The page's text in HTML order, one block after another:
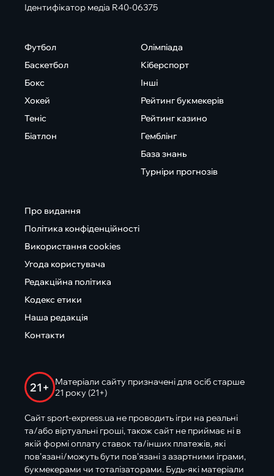
Ідентифікатор медіа R40-06375
Футбол
Баскетбол
Бокс
Хокей
Теніс
Біатлон
Олімпіада
Кіберспорт
Інші
Рейтинг букмекерів
Рейтинг казино
Гемблінг
База знань
Турніри прогнозів
Про видання
Політика конфіденційності
Використання cookies
Угода користувача
Редакційна політика
Кодекс етики
Наша редакція
Контакти
21+
Матеріали сайту призначені для осіб старше
21 року (21+)
Сайт sport-express.ua не проводить ігри на реальні
та/або віртуальні гроші, також сайт не приймає ні в
якій формі оплату ставок та/інших платежів, які
пов’язані/можуть бути пов’язані з азартними іграми,
букмекерами чи тоталізаторами. Будь-які матеріали